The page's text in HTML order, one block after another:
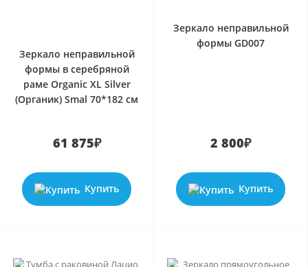
Зеркало неправильной
формы в серебряной
раме Organic XL Silver
(Органик) Smal 70*182 см
61 875₽
Купить
Зеркало неправильной
формы GD007
2 800₽
Купить